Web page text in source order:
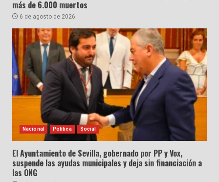
más de 6.000 muertos
6 de agosto de 2026
Nacional Política Social
El Ayuntamiento de Sevilla, gobernado por PP y Vox,
suspende las ayudas municipales y deja sin financiación a
las ONG